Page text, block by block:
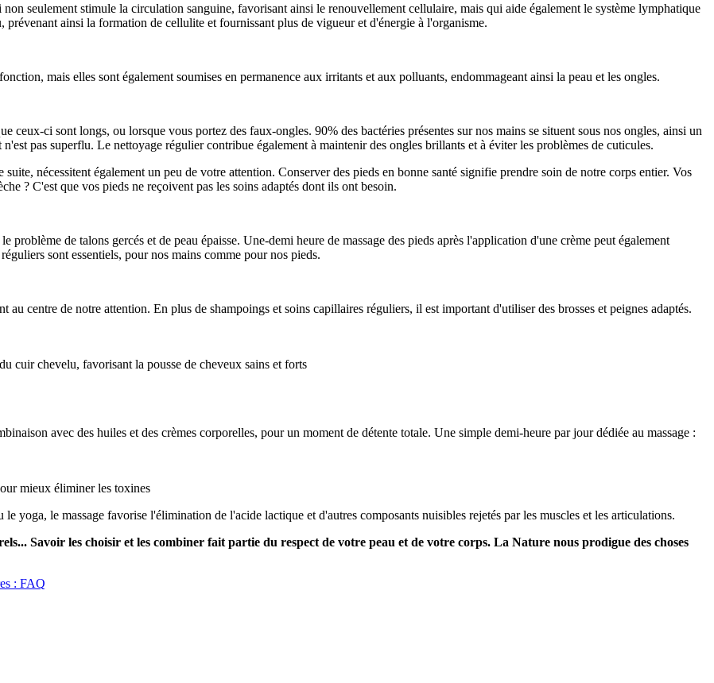
seulement stimule la circulation sanguine, favorisant ainsi le renouvellement cellulaire, mais qui aide également le système lymphatique
prévenant ainsi la formation de cellulite et fournissant plus de vigueur et d'énergie à l'organisme.
mais elles sont également soumises en permanence aux irritants et aux polluants, endommageant ainsi la peau et les ongles.
ceux-ci sont longs, ou lorsque vous portez des faux-ongles. 90% des bactéries présentes sur nos mains se situent sous nos ongles, ainsi un
pas superflu. Le nettoyage régulier contribue également à maintenir des ongles brillants et à éviter les problèmes de cuticules.
nécessitent également un peu de votre attention. Conserver des pieds en bonne santé signifie prendre soin de notre corps entier. Vos
? C'est que vos pieds ne reçoivent pas les soins adaptés dont ils ont besoin.
problème de talons gercés et de peau épaisse. Une-demi heure de massage des pieds après l'application d'une crème peut également
sont essentiels, pour nos mains comme pour nos pieds.
centre de notre attention. En plus de shampoings et soins capillaires réguliers, il est important d'utiliser des brosses et peignes adaptés.
cuir chevelu, favorisant la pousse de cheveux sains et forts
avec des huiles et des crèmes corporelles, pour un moment de détente totale. Une simple demi-heure par jour dédiée au massage :
mieux éliminer les toxines
yoga, le massage favorise l'élimination de l'acide lactique et d'autres composants nuisibles rejetés par les muscles et les articulations.
Savoir les choisir et les combiner fait partie du respect de votre peau et de votre corps. La Nature nous prodigue des choses
: FAQ